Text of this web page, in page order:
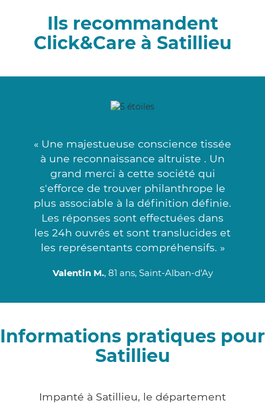
Ils recommandent
Click&Care à Satillieu
« Une majestueuse conscience tissée
à une reconnaissance altruiste . Un
grand merci à cette société qui
s'efforce de trouver philanthrope le
plus associable à la définition définie.
Les réponses sont effectuées dans
les 24h ouvrés et sont translucides et
les représentants compréhensifs. »
Valentin M., 81 ans, Saint-Alban-d'Ay
Informations pratiques pour
Satillieu
Impanté à Satillieu, le département